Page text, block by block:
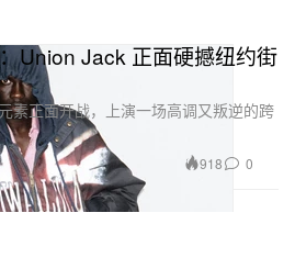
Union Jack 正面硬撼纽约街
素正面开战，上演一场高调又叛逆的跨
918 0